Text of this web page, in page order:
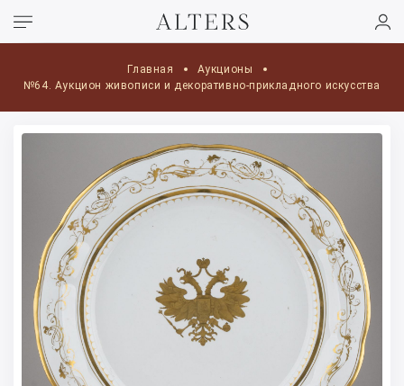
Главная
Аукционы
№64. Аукцион живописи и декоративно-прикладного искусства